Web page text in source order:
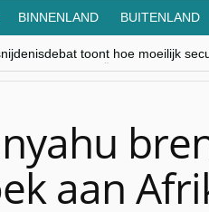
BINNENLAND BUITENLAND
toont hoe moeilijk
| ROEMENIË – Boekarest:
zit elke Jood in België op de
aan